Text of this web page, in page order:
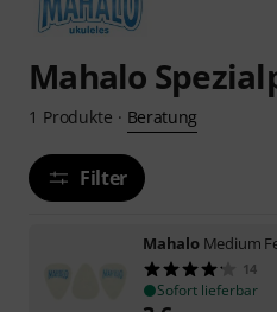
Mahalo
1 Produkte · Beratung
Filter
Mahalo Medium
14
Sofort lieferbar